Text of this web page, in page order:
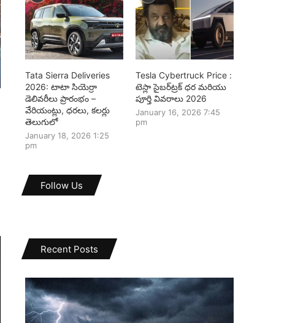
Tata Sierra Deliveries
2026: టాటా సియెర్రా
డెలివరీలు ప్రారంభం –
వేరియంట్లు, ధరలు, కలర్లు
తెలుగులో
January 18, 2026 1:25
pm
Tesla Cybertruck Price :
టెస్లా సైబర్‌ట్రక్ ధర మరియు
పూర్తి వివరాలు 2026
January 16, 2026 7:45
pm
Follow Us
Recent Posts